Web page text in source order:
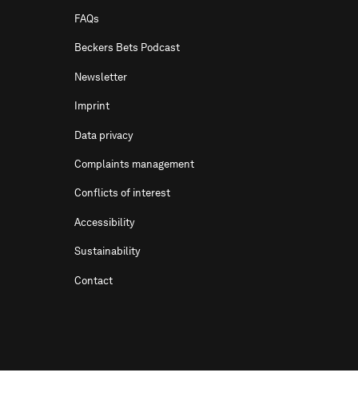
FAQs
Beckers Bets Podcast
Newsletter
Imprint
Data privacy
Complaints management
Conflicts of interest
Accessibility
Sustainability
Contact